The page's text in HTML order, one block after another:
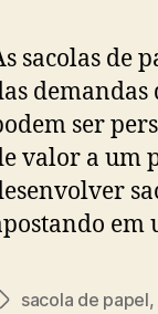
sacolas de
ser
valor a um
em
sacola de papel,